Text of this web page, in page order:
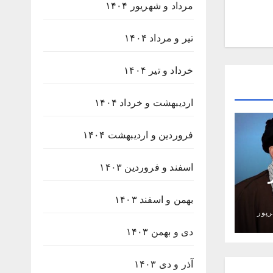
مرداد و شهریور ۱۴۰۴
تیر و مرداد ۱۴۰۴
خرداد و تیر ۱۴۰۴
اردیبهشت و خرداد ۱۴۰۴
فروردین و اردیبهشت ۱۴۰۴
اسفند و فروردین ۱۴۰۳
بهمن و اسفند ۱۴۰۳
دی و بهمن ۱۴۰۳
آذر و دی ۱۴۰۳